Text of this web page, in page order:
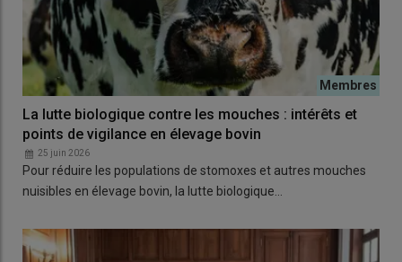
La lutte biologique contre les mouches : intérêts et
points de vigilance en élevage bovin
25 juin 2026
Pour réduire les populations de stomoxes et autres mouches
nuisibles en élevage bovin, la lutte biologique…